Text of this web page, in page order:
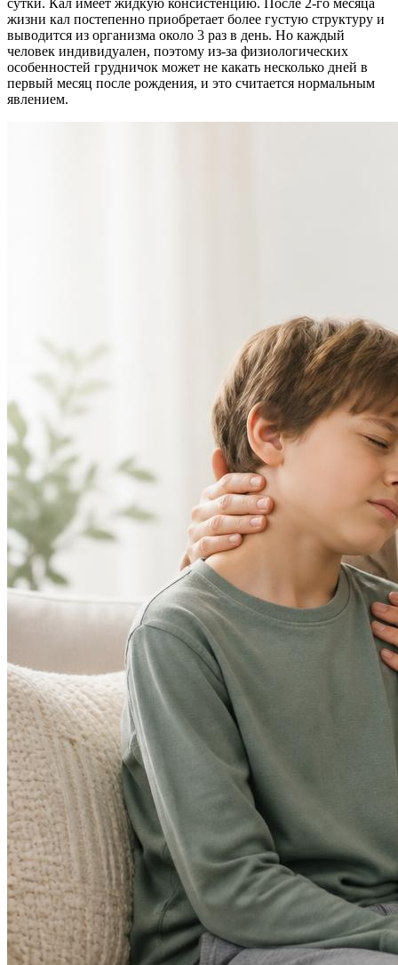
сутки. Кал имеет жидкую консистенцию. После 2-го месяца
жизни кал постепенно приобретает более густую структуру и
выводится из организма около 3 раз в день. Но каждый
человек индивидуален, поэтому из-за физиологических
особенностей грудничок может не какать несколько дней в
первый месяц после рождения, и это считается нормальным
явлением.